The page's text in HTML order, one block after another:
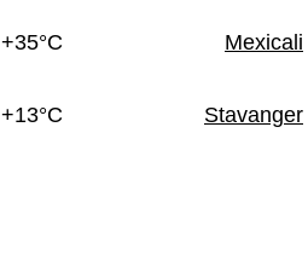
+35°C Mexicali
+13°C Stavanger